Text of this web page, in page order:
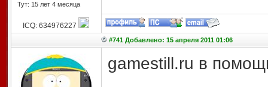
Тут: 15 лет 4 месяцa
ICQ: 634976227
#741 Добавлено: 15 апреля 2011 01:06
gamestill.ru в